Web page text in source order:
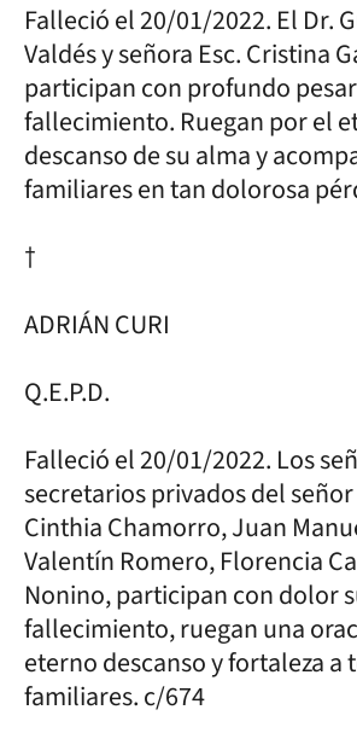
Falleció el 20/01/2022. El Dr.
Valdés y señora Esc. Cristina
participan con profundo
fallecimiento. Ruegan por el
descanso de su alma y
familiares en tan dolorosa
†
ADRIÁN CURI
Q.E.P.D.
Falleció el 20/01/2022. Los
secretarios privados del
Cinthia Chamorro, Juan
Valentín Romero, Florencia
Nonino, participan con dolor
fallecimiento, ruegan una
eterno descanso y fortaleza a
familiares. c/674